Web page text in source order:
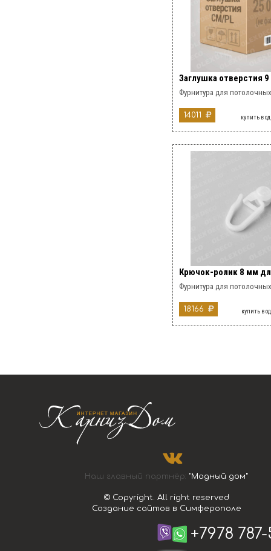
Заглушка отверстия
Фурнитура для
14011 купить в
Крючок-ролик 8 мм
Фурнитура для
18166 купить в
Наш главный партнёр: "Модный дом"
© Copyright. All right reserved
Создание сайтов в Симферополе
+7978